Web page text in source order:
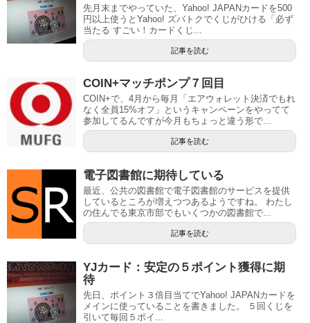
先月末までやっていた、Yahoo! JAPANカードを500
円以上使うとYahoo! ズバトクでくじがひける「必ず
当たる すごい！カードくじ...
記事を読む
COIN+マッチポンプ７回目
COIN+で、4月から毎月「エアウォレット決済でもれ
なく全員15%オフ」というキャンペーンをやってて
参加してるんですが今月もちょっと違う形で...
記事を読む
電子図書館に期待している
最近、公共の図書館で電子図書館のサービスを提供
しているところが増えつつあるようですね。 わたし
の住んでる東京市部でもいくつかの図書館で...
記事を読む
YJカード：安定の５ポイント獲得に期
待
先日、ポイント３倍目当てでYahoo! JAPANカードを
メインに使っていることを書きました。 ５回くじを
引いて毎回５ポイ...